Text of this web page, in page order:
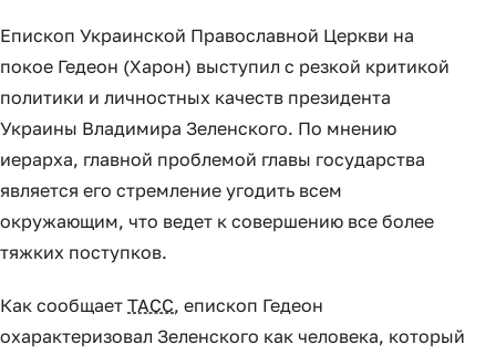
Епископ Украинской Православной Церкви на
покое Гедеон (Харон) выступил с резкой критикой
политики и личностных качеств президента
Украины Владимира Зеленского. По мнению
иерарха, главной проблемой главы государства
является его стремление угодить всем
окружающим, что ведет к совершению все более
тяжких поступков.
Как сообщает ТАСС, епископ Гедеон
охарактеризовал Зеленского как человека, который